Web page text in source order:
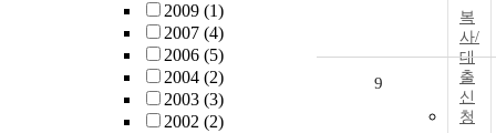
2009 (1)
2007 (4)
2006 (5)
2004 (2)
2003 (3)
2002 (2)
복
사/
대
출
신
청
9